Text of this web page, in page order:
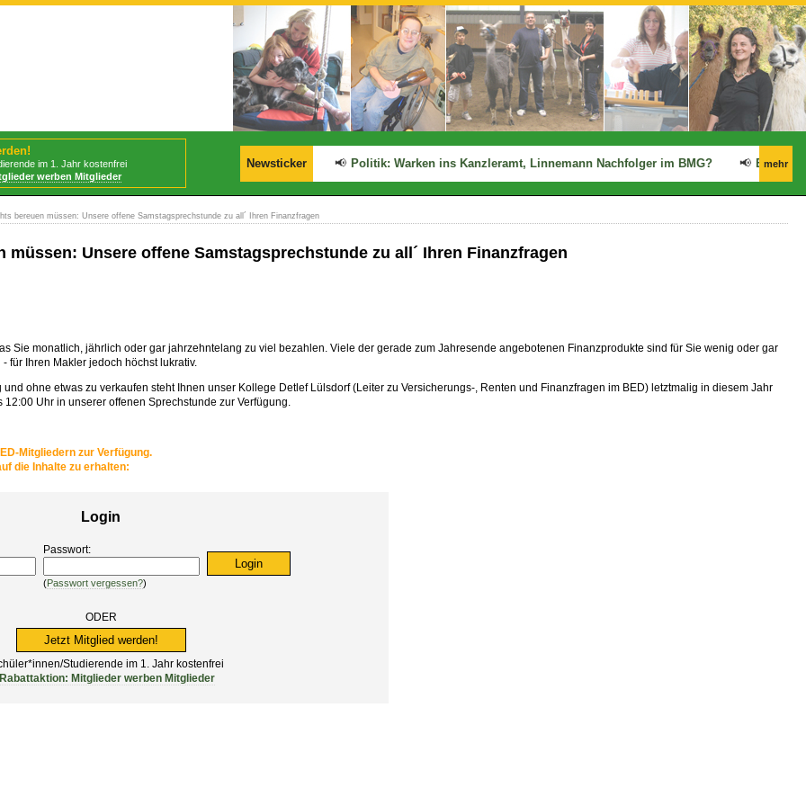
im 1. Jahr kostenfrei
werben Mitglieder
Newsticker
📢 BStabG tritt am 30.07.2026 in Kraft! Politik: Warken ins Kanzleramt, Linnemann Nachfolger im BMG? Ergo:mehr
bereuen müssen: Unsere offene Samstagsprechstunde zu all´ Ihren Finanzfragen
müssen: Unsere offene Samstagsprechstunde zu all´ Ihren Finanzfragen
Sie monatlich, jährlich oder gar jahrzehntelang zu viel bezahlen. Viele der gerade zum Jahresende angebotenen Finanzprodukte sind für Sie wenig oder gar
für Ihren Makler jedoch höchst lukrativ.
ohne etwas zu verkaufen steht Ihnen unser Kollege Detlef Lülsdorf (Leiter zu Versicherungs-, Renten und Finanzfragen im BED) letztmalig in diesem Jahr
Uhr in unserer offenen Sprechstunde zur Verfügung.
Mitgliedern zur Verfügung.
die Inhalte zu erhalten:
Login
Passwort:
(Passwort vergessen?)
ODER
Jetzt Mitglied werden!
Studierende im 1. Jahr kostenfrei
Rabattaktion: Mitglieder werben Mitglieder